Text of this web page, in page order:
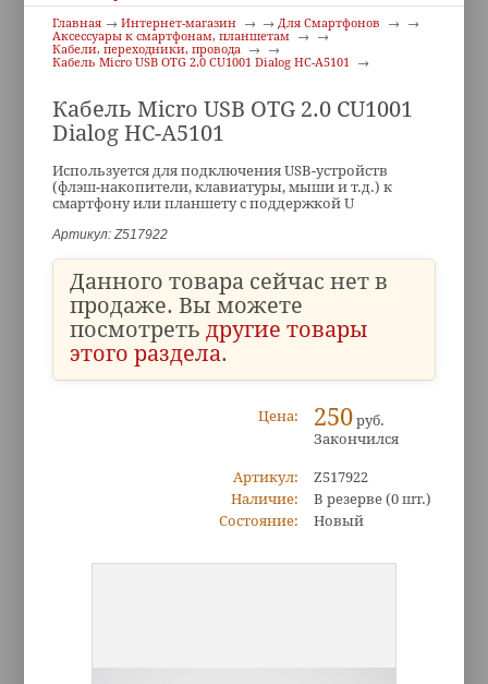
Главная Интернет-магазин
Для Смартфонов
Аксессуары к смартфонам, планшетам
Кабели, переходники, провода
Кабель Micro USB OTG 2.0 CU1001 Dialog HC-A5101
Кабель Micro USB OTG 2.0 CU1001
Dialog HC-A5101
Используется для подключения USB-устройств
(флэш-накопители, клавиатуры, мыши и т.д.) к
смартфону или планшету с поддержкой U
Артикул: Z517922
Данного товара сейчас нет в
продаже. Вы можете
посмотретьдругие товары
этого раздела.
Цена: 250руб.
Закончился
Артикул:
Z517922
Наличие:
В резерве (0 шт.)
Состояние:
Новый